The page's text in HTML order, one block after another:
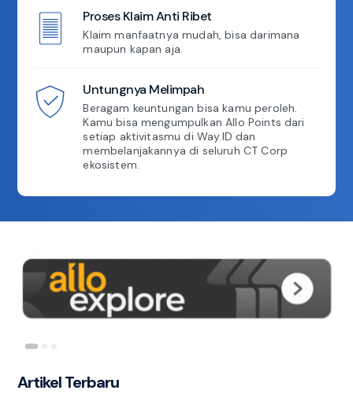
Proses Klaim Anti Ribet
Klaim manfaatnya mudah, bisa darimana
maupun kapan aja.
Untungnya Melimpah
Beragam keuntungan bisa kamu peroleh.
Kamu bisa mengumpulkan Allo Points dari
setiap aktivitasmu di Way.ID dan
membelanjakannya di seluruh CT Corp
ekosistem.
Artikel Terbaru